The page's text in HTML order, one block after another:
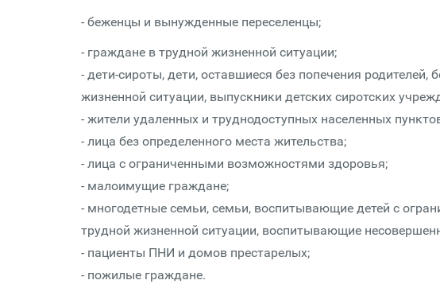
- беженцы и вынужденные переселенцы;
- граждане в трудной жизненной ситуации;
- дети-сироты, дети, оставшиеся без попечения
жизненной ситуации, выпускники детских сиротских
- жители удаленных и труднодоступных населенных
- лица без определенного места жительства;
- лица с ограниченными возможностями здоровья;
- малоимущие граждане;
- многодетные семьи, семьи, воспитывающие детей с
трудной жизненной ситуации, воспитывающие
- пациенты ПНИ и домов престарелых;
- пожилые граждане.